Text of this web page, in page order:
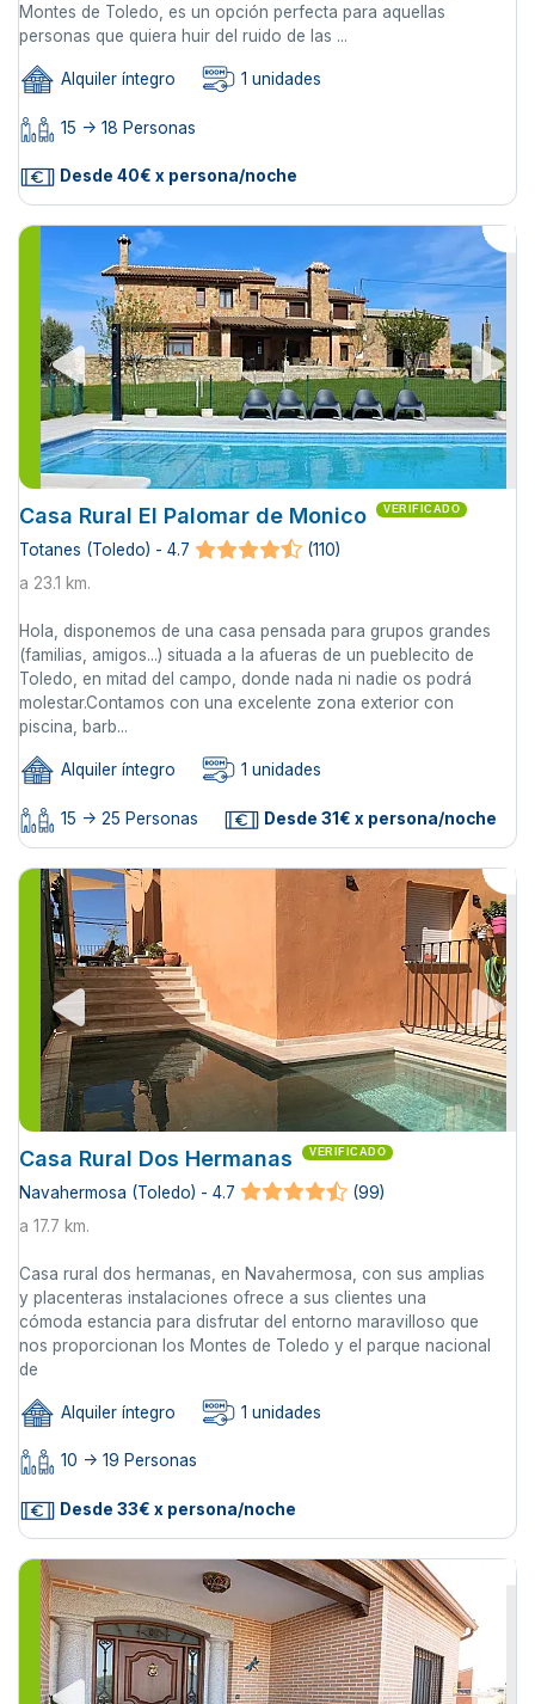
Montes de Toledo, es un opción perfecta para aquellas
personas que quiera huir del ruido de las ...
Alquiler íntegro 1 unidades
15 -> 18 Personas
Desde 40€ x persona/noche
Casa Rural El Palomar de Monico VERIFICADO
Totanes (Toledo) - 4.7
(110)
a 23.1 km.
Hola, disponemos de una casa pensada para grupos grandes
(familias, amigos...) situada a la afueras de un pueblecito de
Toledo, en mitad del campo, donde nada ni nadie os podrá
molestar.Contamos con una excelente zona exterior con
piscina, barb...
Alquiler íntegro 1 unidades
15 -> 25 Personas Desde 31€ x persona/noche
Casa Rural Dos Hermanas VERIFICADO
Navahermosa (Toledo) - 4.7
(99)
a 17.7 km.
Casa rural dos hermanas, en Navahermosa, con sus amplias
y placenteras instalaciones ofrece a sus clientes una
cómoda estancia para disfrutar del entorno maravilloso que
nos proporcionan los Montes de Toledo y el parque nacional
de
Alquiler íntegro 1 unidades
10 -> 19 Personas
Desde 33€ x persona/noche